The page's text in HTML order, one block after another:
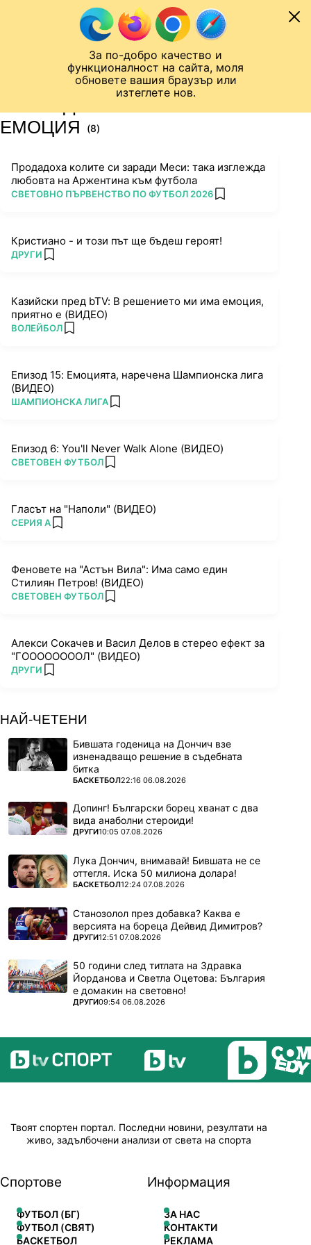
За по-добро качество и
функционалност на сайта, моля
обновете вашия браузър или
изтеглете нов.
Към съдържанието
Лига на Конференциите
ЕМОЦИЯ
(8)
Продадоха колите си заради Меси: така изглежда
любовта на Аржентина към футбола
ПОВЕЧЕ ОТ
СВЕТОВНО ПЪРВЕНСТВО ПО ФУТБОЛ 2026 add favorites
Кристиано - и този път ще бъдеш героят!
ПОВЕЧЕ ОТ
ДРУГИ add favorites
Казийски пред bTV: В решението ми има емоция,
приятно е (ВИДЕО)
ПОВЕЧЕ ОТ
ВОЛЕЙБОЛ add favorites
Епизод 15: Емоцията, наречена Шампионска лига
(ВИДЕО)
ПОВЕЧЕ ОТ
ШАМПИОНСКА ЛИГА add favorites
Епизод 6: You'll Never Walk Alone (ВИДЕО)
ПОВЕЧЕ ОТ
СВЕТОВЕН ФУТБОЛ add favorites
Гласът на "Наполи" (ВИДЕО)
ПОВЕЧЕ ОТ
СЕРИЯ А add favorites
Феновете на "Астън Вила": Има само един
Стилиян Петров! (ВИДЕО)
ПОВЕЧЕ ОТ
СВЕТОВЕН ФУТБОЛ add favorites
Алекси Сокачев и Васил Делов в стерео ефект за
"ГООООООООЛ" (ВИДЕО)
ПОВЕЧЕ ОТ
ДРУГИ add favorites
НАЙ-ЧЕТЕНИ
Бившата годеница на Дончич взе
изненадващо решение в съдебната
битка
ПОВЕЧЕ ОТ
БАСКЕТБОЛ22:16 06.08.2026
Допинг! Български борец хванат с два
вида анаболни стероиди!
ПОВЕЧЕ ОТ
ДРУГИ10:05 07.08.2026
Лука Дончич, внимавай! Бившата не се
оттегля. Иска 50 милиона долара!
ПОВЕЧЕ ОТ
БАСКЕТБОЛ12:24 07.08.2026
Станозолол през добавка? Каква е
версията на бореца Дейвид Димитров?
ПОВЕЧЕ ОТ
ДРУГИ12:51 07.08.2026
50 години след титлата на Здравка
Йорданова и Светла Оцетова: България
е домакин на световно!
ПОВЕЧЕ ОТ
ДРУГИ09:54 06.08.2026
Твоят спортен портал. Последни новини, резултати на
живо, задълбочени анализи от света на спорта
Спортове
ФУТБОЛ (БГ)
ФУТБОЛ (СВЯТ)
БАСКЕТБОЛ
Информация
ЗА НАС
КОНТАКТИ
РЕКЛАМА